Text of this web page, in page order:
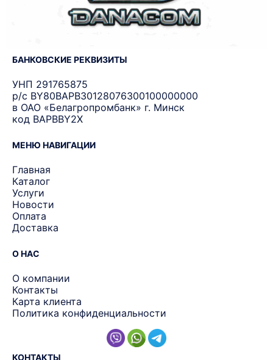
БАНКОВСКИЕ РЕКВИЗИТЫ
УНП 291765875
р/с BY80BAPB30128076300100000000
в ОАО «Белагропромбанк» г. Минск
код BAPBBY2X
МЕНЮ НАВИГАЦИИ
Главная
Каталог
Услуги
Новости
Оплата
Доставка
О НАС
О компании
Контакты
Карта клиента
Политика конфиденциальности
КОНТАКТЫ